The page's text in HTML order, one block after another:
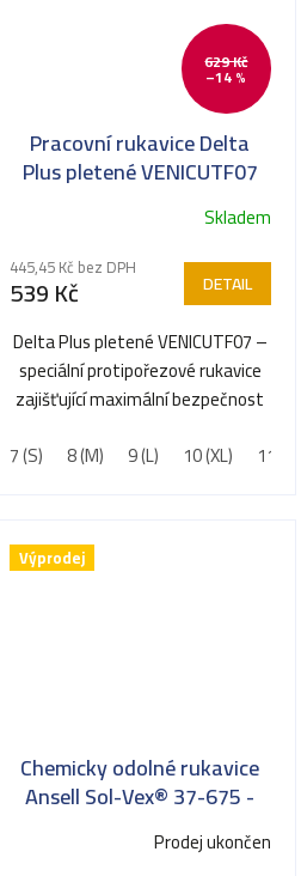
11 (XXL)
629 Kč
–14 %
Pracovní rukavice Delta
Plus pletené VENICUTF07
Skladem
445,45 Kč bez DPH
539 Kč DETAIL
Delta Plus pletené VENICUTF07 –
speciální protipořezové rukavice
zajišťující maximální bezpečnost
7 (S) 8 (M) 9 (L) 10 (XL) 11 (XXL)
Výprodej
Chemicky odolné rukavice
Ansell Sol-Vex® 37-675 -
délka 330 mmProdej ukončen